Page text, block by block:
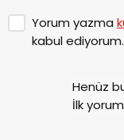
Yorum yazma
kabul ediyorum.
Henüz
İlk